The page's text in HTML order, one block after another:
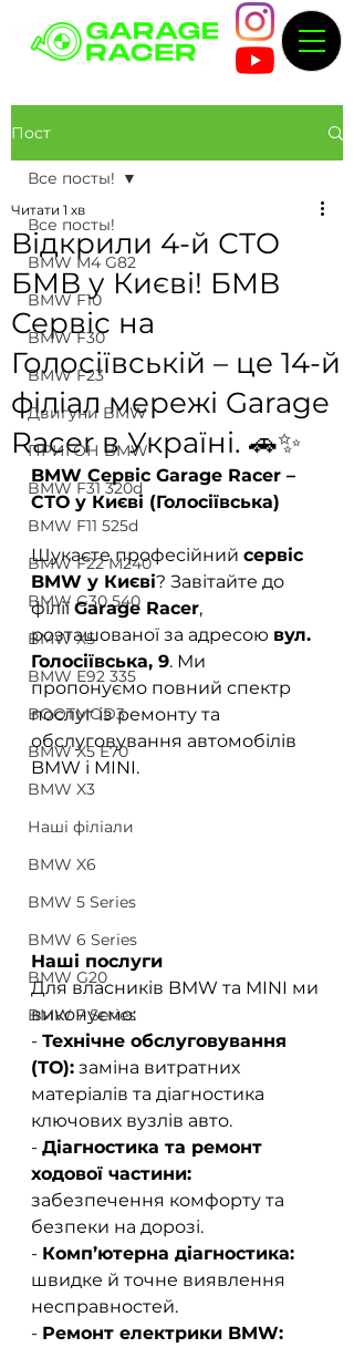
Пост
Все посты!
BMW M4 G82
BMW F10
BMW F30
BMW F23
Двигуни BMW
ПРИГОН BMW
BMW F31 320d
BMW F11 525d
BMW F22 M240
BMW G30 540
BMW X5
BMW E92 335
BOOTMOD3
BMW X5 E70
BMW X3
Наші філіали
BMW X6
BMW 5 Series
BMW 6 Series
BMW G20
BMW 7 Series
Все посты!
Відкрили 4-й СТО
БМВ у Києві! БМВ
Сервіс на
Голосіївській – це 14-й
філіал мережі Garage
Racer в Україні. 🚗✨
Читати 1 хв
BMW Сервіс Garage Racer –
СТО у Києві (Голосіївська)
Шукаєте професійний сервіс
BMW у Києві? Завітайте до
філії Garage Racer,
розташованої за адресою вул.
Голосіївська, 9. Ми
пропонуємо повний спектр
послуг із ремонту та
обслуговування автомобілів
BMW і MINI.
Наші послуги
Для власників BMW та MINI ми
виконуємо:
- Технічне обслуговування
(ТО): заміна витратних
матеріалів та діагностика
ключових вузлів авто.
- Діагностика та ремонт
ходової частини:
забезпечення комфорту та
безпеки на дорозі.
- Комп’ютерна діагностика:
швидке й точне виявлення
несправностей.
- Ремонт електрики BMW: